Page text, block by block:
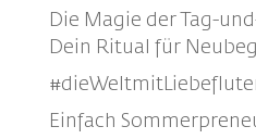
Die Magie der Tag-
Dein Ritual für
Einfach